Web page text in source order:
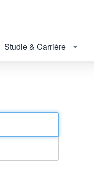
Studie & Carrière